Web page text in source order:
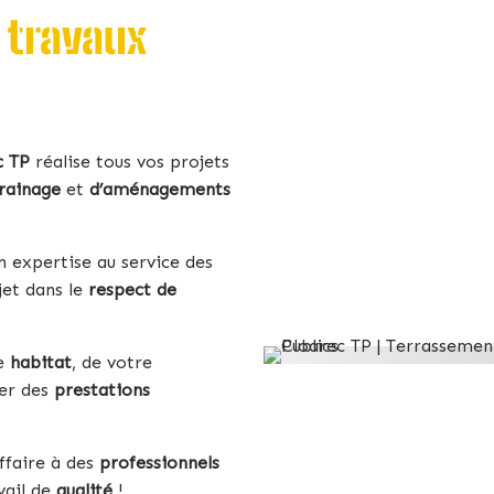
travaux
TP réalise tous vos projets
et d’aménagements
expertise au service des
dans le respect de
habitat, de votre
des prestations
à des professionnels